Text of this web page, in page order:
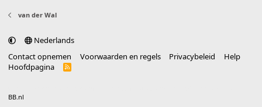
van der Wal
Nederlands
Contact opnemen
Voorwaarden en regels Privacybeleid
Help
Hoofdpagina
R
BB.nl